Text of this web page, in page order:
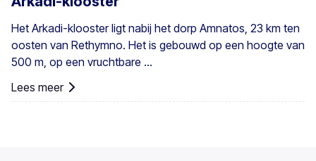
Het Arkadi-klooster ligt nabij het dorp Amnatos, 23 km ten
oosten van Rethymno. Het is gebouwd op een hoogte van
500 m, op een vruchtbare ...
Lees meer